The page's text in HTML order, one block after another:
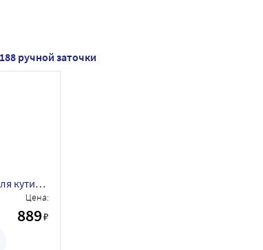
ручной заточки
Маникюрные кусачки для кутикулы Zinger B-188 ручной заточки
Цена:
889₽